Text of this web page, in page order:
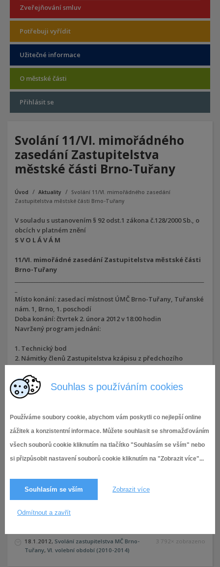
Souhlas s používáním cookies
Používáme soubory cookie, abychom vám poskytli co nejlepší online
zážitek a konzistentní informace. Můžete souhlasit se shromažďováním
všech souborů cookie kliknutím na tlačítko "Souhlasím se vším" nebo
si přizpůsobit nastavení souborů cookie kliknutím na "Zobrazit více"...
Souhlasím se vším Zobrazit více
Odmítnout a zavřít
Zveřejňování smluv
Potřebuji vyřídit
Užitečné informace
O městské části
Přihlásit se
Svolání 11/VI. mimořádného
zasedání Zastupitelstva
městské části Brno-Tuřany
Úvod Aktuality
Svolání 11/VI. mimořádného zasedání
Zastupitelstva městské části Brno-Tuřany
V souladu s ustanovením § 92 odst.1 zákona č.128/2000 Sb., o
obcích v platném znění
S V O L Á V Á M
11/VI. mimořádné zasedání Zastupitelstva městské části
Brno-Tuřany
Místo konání: zasedací místnost ÚMČ Brno-Tuřany, Tuřanské
nám. 1, Brno, 1. poschodí
Doba konání: čtvrtek 2. února 2012 v 18:00 hodin
Navržený program jednání:
1. Technický bod
2. Námitky členů Zastupitelstva kzápisu z předchozího
zasedání Zastupitelstva
3. Kontrola plnění usnesení ze zasedání Zastupitelstva
4. Dotazy kusnesením zjednání Rady
5. Informace o kontrolách provedených výbory
6. Návrhy a podněty občanů
7. Projednání nepřípustného chování starosty MČ Brno-
8. Hlasování o odvolání starosty MČ Brno-Tuřany
9. Různé
Zasedání Zastupitelstva je veřejné, přístupné občanům.
starosta městské části Brno-Tuřany
3 792× zobrazeno
18.1.2012, Svolání zastupitelstva MČ Brno-
Tuřany, VI. volební období (2010-2014)